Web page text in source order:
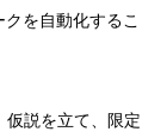
を自動化するこ
仮説を立て、限定